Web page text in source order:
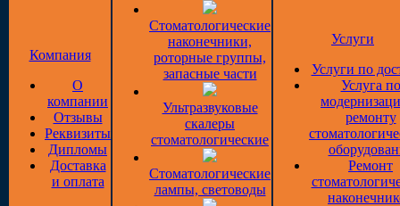
Компания
О
компании
Отзывы
Реквизиты
Дипломы
Доставка
и оплата
Стоматологические
наконечники,
роторные группы,
запасные части
Ультразвуковые
скалеры
стоматологические
Стоматологические
лампы, световоды
Услуги
Услуги по
Услуга по
ремонту
Ремонт